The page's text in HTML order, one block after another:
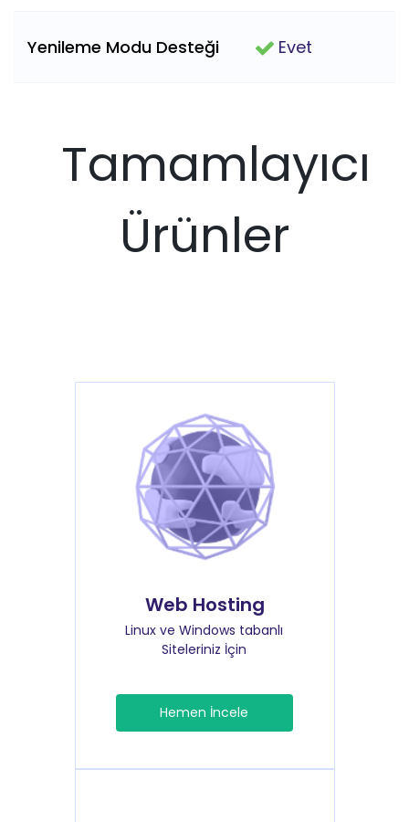
Yenileme Modu Desteği Evet
Tamamlayıcı
Ürünler
Web Hosting
Linux ve Windows tabanlı
Siteleriniz İçin
Hemen İncele